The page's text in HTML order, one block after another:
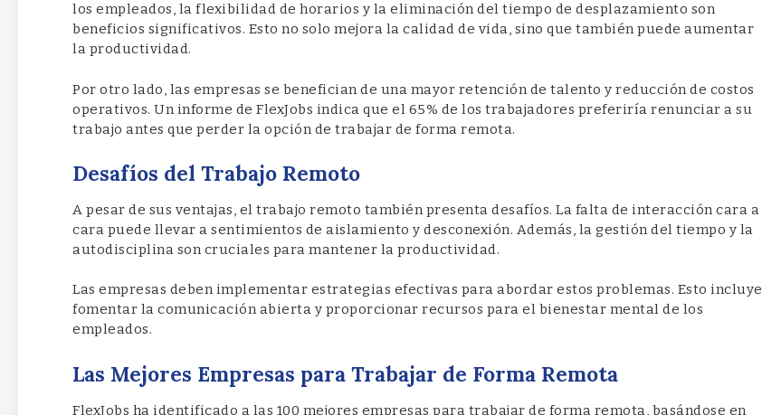
los empleados, la flexibilidad de horarios y la eliminación del tiempo de desplazamiento son
beneficios significativos. Esto no solo mejora la calidad de vida, sino que también puede aumentar
la productividad.
Por otro lado, las empresas se benefician de una mayor retención de talento y reducción de costos
operativos. Un informe de FlexJobs indica que el 65% de los trabajadores preferiría renunciar a su
trabajo antes que perder la opción de trabajar de forma remota.
Desafíos del Trabajo Remoto
A pesar de sus ventajas, el trabajo remoto también presenta desafíos. La falta de interacción cara a
cara puede llevar a sentimientos de aislamiento y desconexión. Además, la gestión del tiempo y la
autodisciplina son cruciales para mantener la productividad.
Las empresas deben implementar estrategias efectivas para abordar estos problemas. Esto incluye
fomentar la comunicación abierta y proporcionar recursos para el bienestar mental de los
empleados.
Las Mejores Empresas para Trabajar de Forma Remota
FlexJobs ha identificado a las 100 mejores empresas para trabajar de forma remota, basándose en